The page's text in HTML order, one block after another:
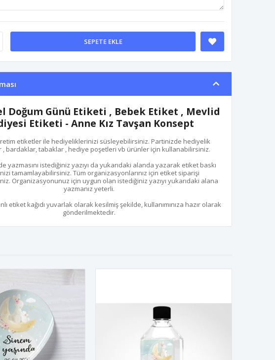
SEPETE EKLE
Doğum Günü Etiketi , Bebek Etiket , Mevlid
Etiketi - Anne Kız Tavşan Konsept
etiketler ile hediyeliklerinizi süsleyebilirsiniz. Partinizde hediyelik
, bardaklar, tabaklar , hediye poşetleri vb ürünler için kullanabilirsiniz.
yazmasını istediğiniz yazıyı da yukarıdaki alanda yazarak etiket baskı
tamamlayabilirsiniz. Tüm organizasyonlarınız için etiket siparişi
Organizasyonunuz için uygun olan istediğiniz yazıyı yukarıdaki alana
yazmanız yeterli.
etiket kağıdı yuvarlak olarak kesilmiş şekilde, kullanımınıza hazır olarak
gönderilmektedir.